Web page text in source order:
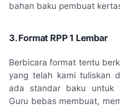
bahan baku pembuat
3. Format RPP 1 Lembar
Berbicara format tentu
yang telah kami tuliskan
ada standar baku untuk
Guru bebas membuat,